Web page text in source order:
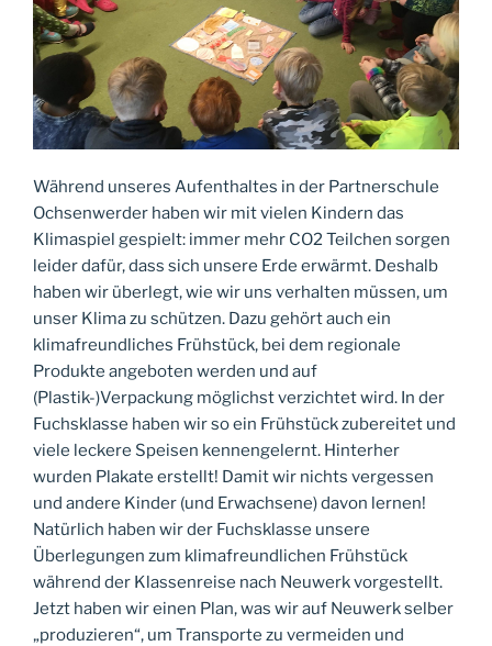
Während unseres Aufenthaltes in der Partnerschule
Ochsenwerder haben wir mit vielen Kindern das
Klimaspiel gespielt: immer mehr CO2 Teilchen sorgen
leider dafür, dass sich unsere Erde erwärmt. Deshalb
haben wir überlegt, wie wir uns verhalten müssen, um
unser Klima zu schützen. Dazu gehört auch ein
klimafreundliches Frühstück, bei dem regionale
Produkte angeboten werden und auf
(Plastik-)Verpackung möglichst verzichtet wird. In der
Fuchsklasse haben wir so ein Frühstück zubereitet und
viele leckere Speisen kennengelernt. Hinterher
wurden Plakate erstellt! Damit wir nichts vergessen
und andere Kinder (und Erwachsene) davon lernen!
Natürlich haben wir der Fuchsklasse unsere
Überlegungen zum klimafreundlichen Frühstück
während der Klassenreise nach Neuwerk vorgestellt.
Jetzt haben wir einen Plan, was wir auf Neuwerk selber
„produzieren“, um Transporte zu vermeiden und